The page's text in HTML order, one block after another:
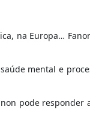
na Europa…
mental e
pode responder